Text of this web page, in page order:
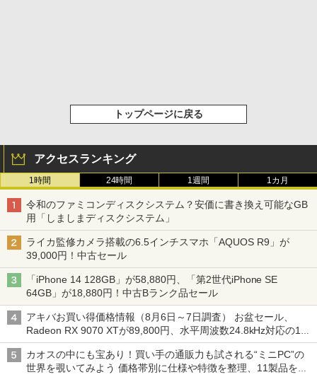
トップページに戻る
アクセスランキング
1時間 24時間 1週間 1カ月
令和のファミコンディスクシステム？安価に書き換え可能なGB
用「しましまディスクシステム」
ライカ監修カメラ搭載の6.5インチスマホ「AQUOS R9」が
39,000円！中古セール
「iPhone 14 128GB」が58,880円、「第2世代iPhone SE
64GB」が18,880円！中古Bランク品セール
アキバお買い得価格情報（8月6日～7日調査） お盆セール、
Radeon RX 9070 XTが89,800円、水平周波数24.8kHz対応の17
型モニターが9,801円、暑さ指数連動セール ほか
カオスの中にも宝あり！買い手の通販力も試される“ミニPC”の
世界を覗いてみよう 価格帯別に仕様や特徴を整理、11製品をピ